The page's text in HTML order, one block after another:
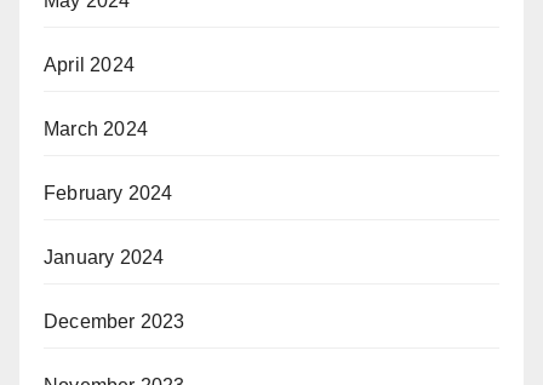
April 2024
March 2024
February 2024
January 2024
December 2023